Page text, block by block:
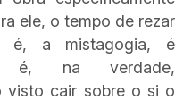
ele, o tempo de rezar
é, a mistagogia, é
é, na verdade,
visto cair sobre o si o